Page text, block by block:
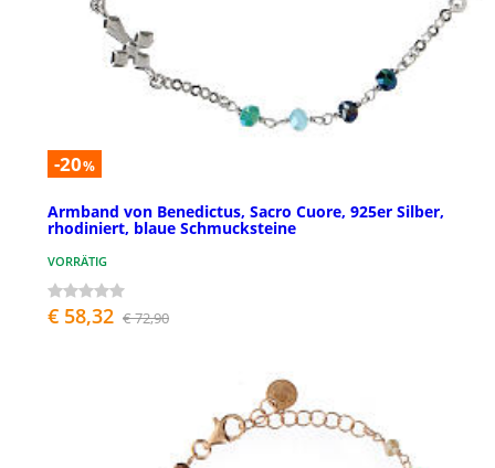
-20%
Armband von Benedictus, Sacro Cuore, 925er Silber,
rhodiniert, blaue Schmucksteine
VORRÄTIG
€ 58,32 € 72,90